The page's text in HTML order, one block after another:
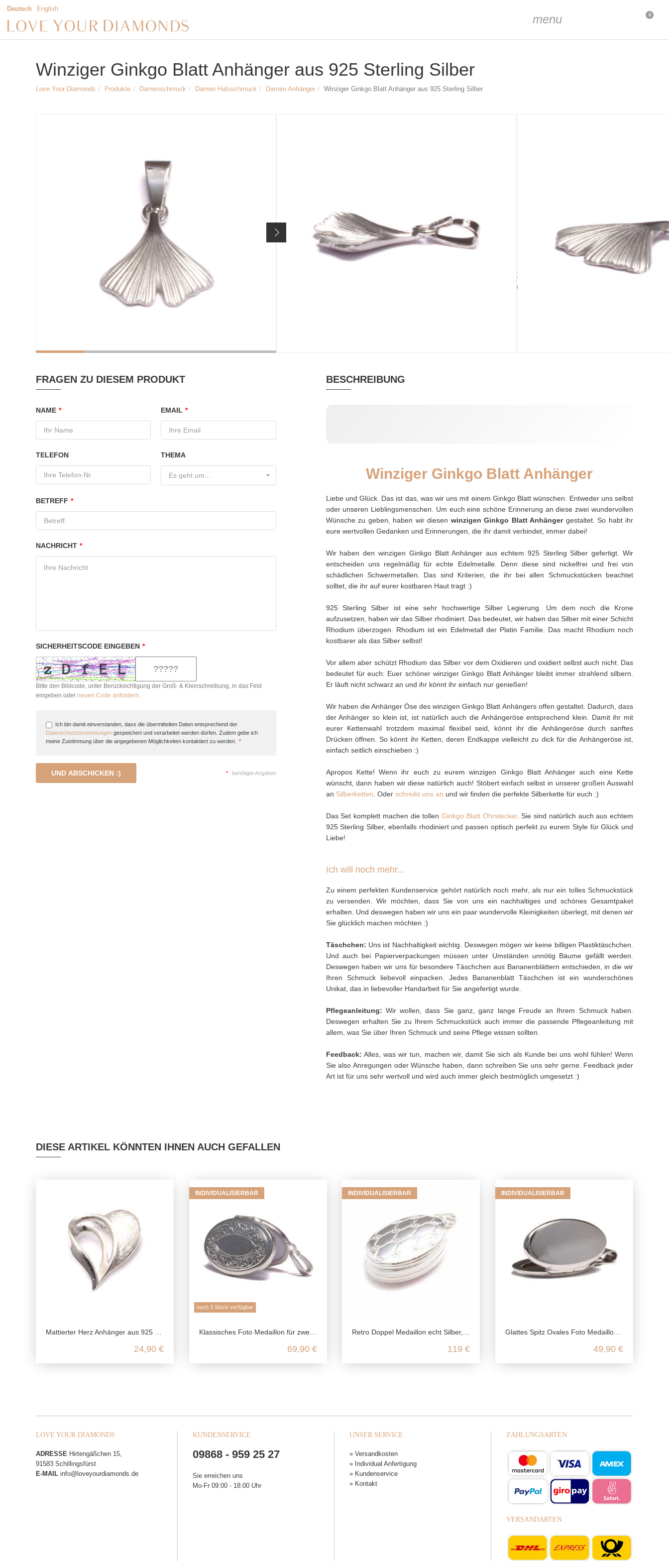
Deutsch English
menu 0
Winziger Ginkgo Blatt Anhänger aus 925 Sterling Silber
Love Your Diamonds Produkte Damenschmuck Damen Halsschmuck Damen Anhänger Winziger Ginkgo Blatt Anhänger aus 925 Sterling Silber
39,90 €
Preis inkl. 19% MwSt. zzgl.
IN DEN WARENKORB
ausverkauft
TÄSCHCHEN
Palmblatttäschchen
FRAGEN ZU DIESEM PRODUKT
NAME * EMAIL *
TELEFON THEMA
Es geht um...
BETREFF *
NACHRICHT *
SICHERHEITSCODE EINGEBEN *
Bitte den Bildcode, unter Berücksichtigung der Groß- & Kleinschreibung, in das Feld
eingeben oder neuen Code anfordern.
Ich bin damit einverstanden, dass die übermittelten Daten entsprechend der
Datenschutzbestimmungen gespeichert und verarbeitet werden dürfen. Zudem gebe ich
meine Zustimmung über die angegebenen Möglichkeiten kontaktiert zu werden.
*
UND ABSCHICKEN :) * benötigte Angaben
BESCHREIBUNG
Winziger Ginkgo Blatt Anhänger
Liebe und Glück. Das ist das, was wir uns mit einem Ginkgo Blatt wünschen. Entweder uns selbst
oder unseren Lieblingsmenschen. Um euch eine schöne Erinnerung an diese zwei wundervollen
Wünsche zu geben, haben wir diesen winzigen Ginkgo Blatt Anhängergestaltet. So habt ihr
eure wertvollen Gedanken und Erinnerungen, die ihr damit verbindet, immer dabei!
Wir haben den winzigen Ginkgo Blatt Anhänger aus echtem 925 Sterling Silber gefertigt. Wir
entscheiden uns regelmäßig für echte Edelmetalle. Denn diese sind nickelfrei und frei von
schädlichen Schwermetallen. Das sind Kriterien, die ihr bei allen Schmuckstücken beachtet
solltet, die ihr auf eurer kostbaren Haut tragt :)
925 Sterling Silber ist eine sehr hochwertige Silber Legierung. Um dem noch die Krone
aufzusetzen, haben wir das Silber rhodiniert. Das bedeutet, wir haben das Silber mit einer Schicht
Rhodium überzogen. Rhodium ist ein Edelmetall der Platin Familie. Das macht Rhodium noch
kostbarer als das Silber selbst!
Vor allem aber schützt Rhodium das Silber vor dem Oxidieren und oxidiert selbst auch nicht. Das
bedeutet für euch: Euer schöner winziger Ginkgo Blatt Anhänger bleibt immer strahlend silbern.
Er läuft nicht schwarz an und ihr könnt ihr einfach nur genießen!
Wir haben die Anhänger Öse des winzigen Ginkgo Blatt Anhängers offen gestaltet. Dadurch, dass
der Anhänger so klein ist, ist natürlich auch die Anhängeröse entsprechend klein. Damit ihr mit
eurer Kettenwahl trotzdem maximal flexibel seid, könnt ihr die Anhängeröse durch sanftes
Drücken öffnen. So könnt ihr Ketten, deren Endkappe vielleicht zu dick für die Anhängeröse ist,
einfach seitlich einschieben :)
Apropos Kette! Wenn ihr euch zu eurem winzigen Ginkgo Blatt Anhänger auch eine Kette
wünscht, dann haben wir diese natürlich auch! Stöbert einfach selbst in unserer großen Auswahl
an Silberketten . Oder schreibt uns an und wir finden die perfekte Silberkette für euch :)
Das Set komplett machen die tollen Ginkgo Blatt Ohrstecker. Sie sind natürlich auch aus echtem
925 Sterling Silber, ebenfalls rhodiniert und passen optisch perfekt zu eurem Style für Glück und
Liebe!
Ich will noch mehr...
Zu einem perfekten Kundenservice gehört natürlich noch mehr, als nur ein tolles Schmuckstück
zu versenden. Wir möchten, dass Sie von uns ein nachhaltiges und schönes Gesamtpaket
erhalten. Und deswegen haben wir uns ein paar wundervolle Kleinigkeiten überlegt, mit denen wir
Sie glücklich machen möchten :)
Täschchen: Uns ist Nachhaltigkeit wichtig. Deswegen mögen wir keine billigen Plastiktäschchen.
Und auch bei Papierverpackungen müssen unter Umständen unnötig Bäume gefällt werden.
Deswegen haben wir uns für besondere Täschchen aus Bananenblättern entschieden, in die wir
Ihren Schmuck liebevoll einpacken. Jedes Bananenblatt Täschchen ist ein wunderschönes
Unikat, das in liebevoller Handarbeit für Sie angefertigt wurde.
Pflegeanleitung: Wir wollen, dass Sie ganz, ganz lange Freude an Ihrem Schmuck haben.
Deswegen erhalten Sie zu Ihrem Schmuckstück auch immer die passende Pflegeanleitung mit
allem, was Sie über Ihren Schmuck und seine Pflege wissen sollten.
Feedback: Alles, was wir tun, machen wir, damit Sie sich als Kunde bei uns wohl fühlen! Wenn
Sie also Anregungen oder Wünsche haben, dann schreiben Sie uns sehr gerne. Feedback jeder
Art ist für uns sehr wertvoll und wird auch immer gleich bestmöglich umgesetzt :)
DIESE ARTIKEL KÖNNTEN IHNEN AUCH GEFALLEN
Mattierter Herz Anhänger aus 925 Sterling Silber mit versteckter Anhängeröse
24,90 €
INDIVIDUALISIERBAR
noch 3 Stück verfügbar
Klassisches Foto Medaillon für zwei Bilder aus 925 Sterling Silber
69,90 €
INDIVIDUALISIERBAR
Retro Doppel Medaillon echt Silber, 925 Foto Medaillon für 4 Bilder, Talisman Anhänger Andenken, Freundschaft Schmuck Erinnerung
119 €
INDIVIDUALISIERBAR
Glattes Spitz Ovales Foto Medaillon aus 925 Sterling Silber
49,90 €
LOVE YOUR DIAMONDS
ADRESSE Hirtengäßchen 15,
91583 Schillingsfürst
E-MAIL info@loveyourdiamonds.de
KUNDENSERVICE
09868 - 959 25 27
Sie erreichen uns
Mo-Fr 09:00 - 18:00 Uhr
UNSER SERVICE
» Versandkosten
» Individual Anfertigung
» Kundenservice
» Kontakt
ZAHLUNGSARTEN
VERSANDARTEN